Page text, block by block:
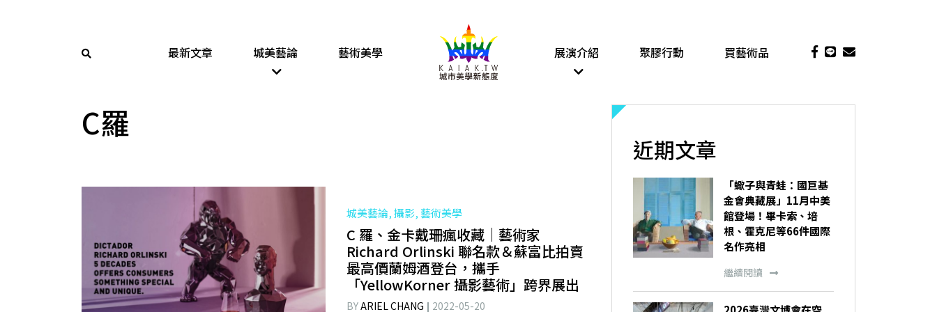
最新文章 城美藝論 藝術美學 展演介紹 聚膠行動 買藝術品
C羅
城美藝論, 攝影, 藝術美學
C 羅、金卡戴珊瘋收藏｜藝術家
Richard Orlinski 聯名款＆蘇富比拍賣
最高價蘭姆酒登台，攜手
「YellowKorner 攝影藝術」跨界展出
BYARIEL CHANG 2022-05-20
近期文章
「蠍子與青蛙：國巨基
金會典藏展」11月中美
館登場！畢卡索、培
根、霍克尼等66件國際
名作亮相
繼續閱讀